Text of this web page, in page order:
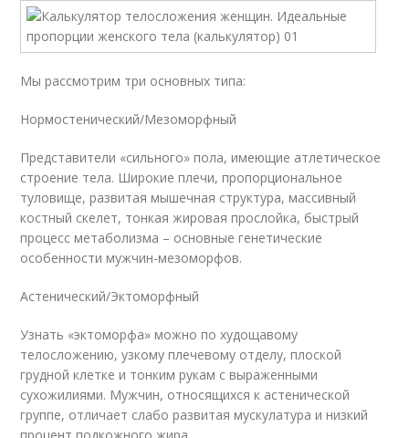
Мы рассмотрим три основных типа:
Нормостенический/Мезоморфный
Представители «сильного» пола, имеющие атлетическое
строение тела. Широкие плечи, пропорциональное
туловище, развитая мышечная структура, массивный
костный скелет, тонкая жировая прослойка, быстрый
процесс метаболизма – основные генетические
особенности мужчин-мезоморфов.
Астенический/Эктоморфный
Узнать «эктоморфа» можно по худощавому
телосложению, узкому плечевому отделу, плоской
грудной клетке и тонким рукам с выраженными
сухожилиями. Мужчин, относящихся к астенической
группе, отличает слабо развитая мускулатура и низкий